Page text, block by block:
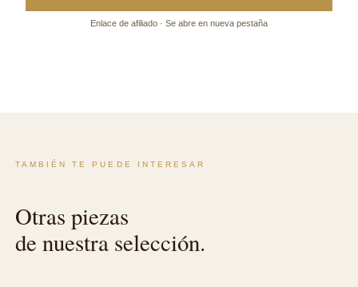
Enlace de afiliado · Se abre en nueva pestaña
TAMBIÉN TE PUEDE INTERESAR
Otras piezas
de nuestra selección.